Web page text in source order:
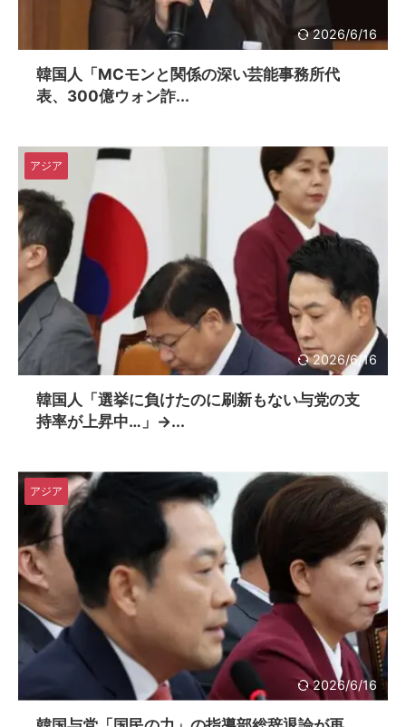
2026/6/16
韓国人「MCモンと関係の深い芸能事務所代
表、300億ウォン詐...
2026/6/16
アジア
韓国人「選挙に負けたのに刷新もない与党の支
持率が上昇中…」→...
2026/6/16
アジア